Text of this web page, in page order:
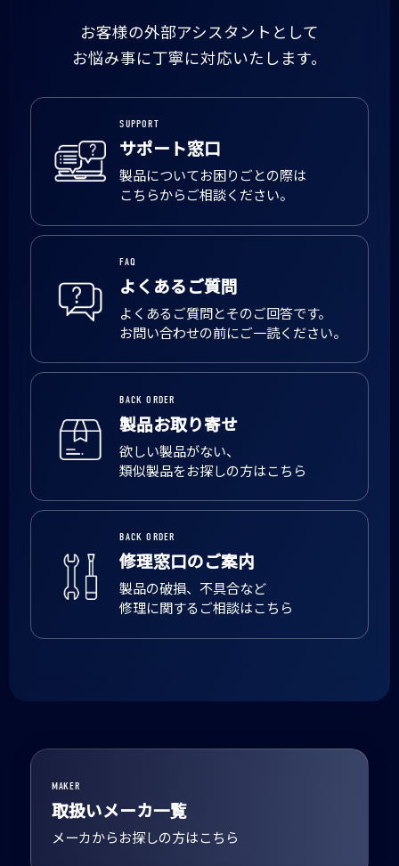
お客様の外部アシスタントとして
お悩み事に丁寧に対応いたします。
SUPPORT
サポート窓口
製品についてお困りごとの際は
こちらからご相談ください。
FAQ
よくあるご質問
よくあるご質問とそのご回答です。
お問い合わせの前にご一読ください。
BACK ORDER
製品お取り寄せ
欲しい製品がない、
類似製品をお探しの方はこちら
BACK ORDER
修理窓口のご案内
製品の破損、不具合など
修理に関するご相談はこちら
MAKER
取扱いメーカ一覧
メーカからお探しの方はこちら